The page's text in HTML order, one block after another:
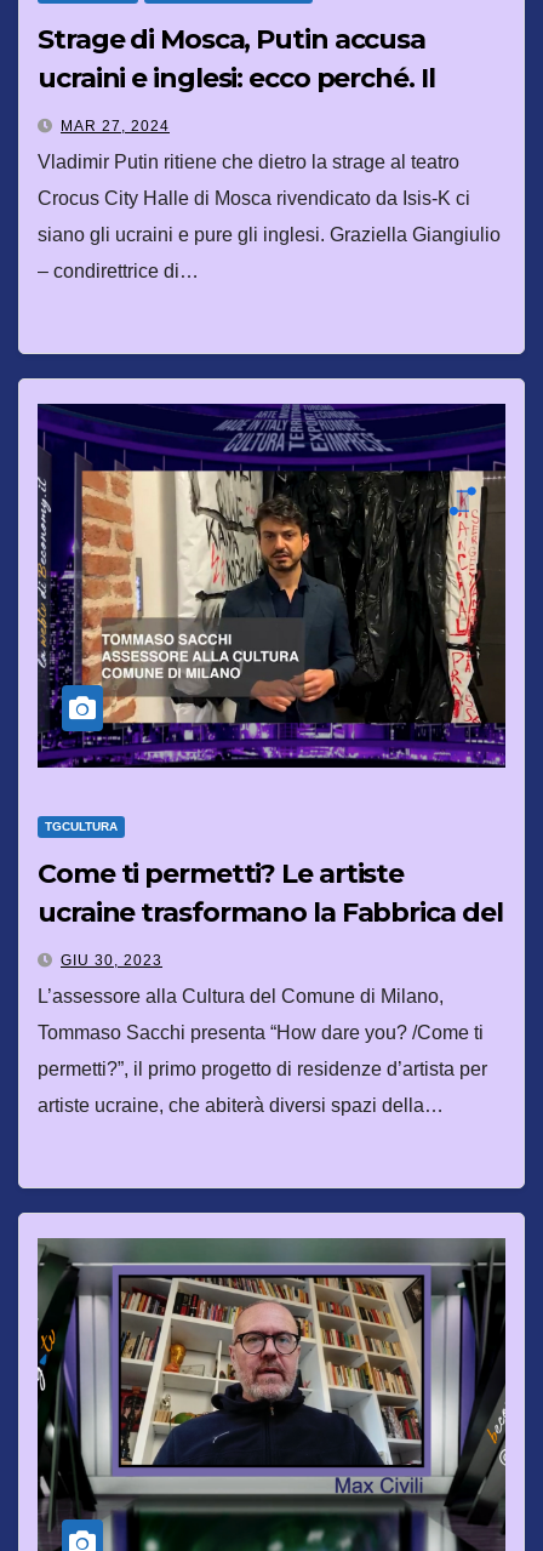
Strage di Mosca, Putin accusa
ucraini e inglesi: ecco perché. Il
ruolo della Turchia
MAR 27, 2024
Vladimir Putin ritiene che dietro la strage al teatro
Crocus City Halle di Mosca rivendicato da Isis-K ci
siano gli ucraini e pure gli inglesi. Graziella Giangiulio
– condirettrice di…
TGCULTURA
Come ti permetti? Le artiste
ucraine trasformano la Fabbrica del
Vapore in una casa museo
GIU 30, 2023
L’assessore alla Cultura del Comune di Milano,
Tommaso Sacchi presenta “How dare you? /Come ti
permetti?”, il primo progetto di residenze d’artista ​per
artiste ucraine, che abiterà diversi spazi della…